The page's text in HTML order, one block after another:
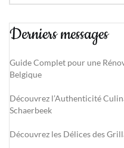
Derniers messages
Guide Complet pour une
Belgique
Découvrez l’Authenticité
Schaerbeek
Découvrez les Délices des